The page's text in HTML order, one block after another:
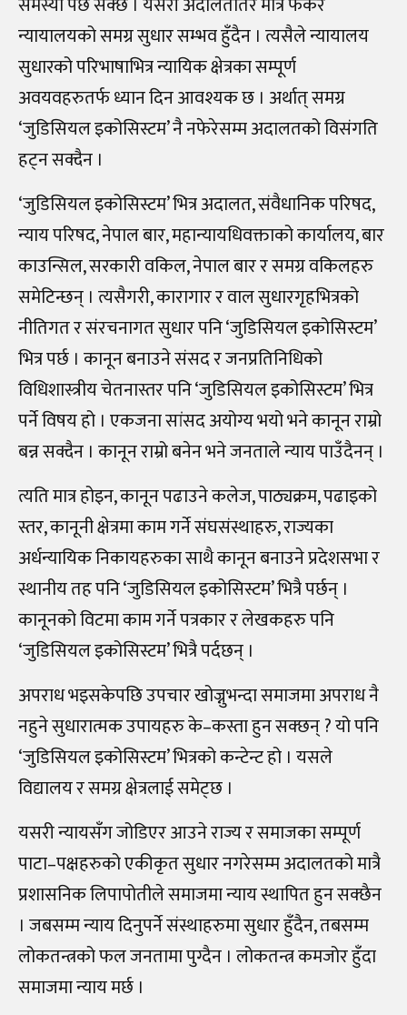
न्यायालयको समग्र सुधार सम्भव हुँदैन । त्यसैले न्यायालय
सुधारको परिभाषाभित्र न्यायिक क्षेत्रका सम्पूर्ण
अवयवहरुतर्फ ध्यान दिन आवश्यक छ । अर्थात् समग्र
‘जुडिसियल इकोसिस्टम’ नै नफेरेसम्म अदालतको विसंगति
हट्न सक्दैन ।
‘जुडिसियल इकोसिस्टम’ भित्र अदालत, संवैधानिक परिषद,
न्याय परिषद, नेपाल बार, महान्यायधिवक्ताको कार्यालय, बार
काउन्सिल, सरकारी वकिल, नेपाल बार र समग्र वकिलहरु
समेटिन्छन् । त्यसैगरी, कारागार र वाल सुधारगृहभित्रको
नीतिगत र संरचनागत सुधार पनि ‘जुडिसियल इकोसिस्टम’
भित्र पर्छ । कानून बनाउने संसद र जनप्रतिनिधिको
विधिशास्त्रीय चेतनास्तर पनि ‘जुडिसियल इकोसिस्टम’ भित्र
पर्ने विषय हो । एकजना सांसद अयोग्य भयो भने कानून राम्रो
बन्न सक्दैन । कानून राम्रो बनेन भने जनताले न्याय पाउँदैनन् ।
त्यति मात्र होइन, कानून पढाउने कलेज, पाठ्यक्रम, पढाइको
स्तर, कानूनी क्षेत्रमा काम गर्ने संघसंस्थाहरु, राज्यका
अर्धन्यायिक निकायहरुका साथै कानून बनाउने प्रदेशसभा र
स्थानीय तह पनि ‘जुडिसियल इकोसिस्टम’ भित्रै पर्छन् ।
कानूनको विटमा काम गर्ने पत्रकार र लेखकहरु पनि
‘जुडिसियल इकोसिस्टम’ भित्रै पर्दछन् ।
अपराध भइसकेपछि उपचार खोज्नुभन्दा समाजमा अपराध नै
नहुने सुधारात्मक उपायहरु के–कस्ता हुन सक्छन् ? यो पनि
‘जुडिसियल इकोसिस्टम’ भित्रको कन्टेन्ट हो । यसले
विद्यालय र समग्र क्षेत्रलाई समेट्छ ।
यसरी न्यायसँग जोडिएर आउने राज्य र समाजका सम्पूर्ण
पाटा–पक्षहरुको एकीकृत सुधार नगरेसम्म अदालतको मात्रै
प्रशासनिक लिपापोतीले समाजमा न्याय स्थापित हुन सक्छैन
। जबसम्म न्याय दिनुपर्ने संस्थाहरुमा सुधार हुँदैन, तबसम्म
लोकतन्त्रको फल जनतामा पुग्दैन । लोकतन्त्र कमजोर हुँदा
समाजमा न्याय मर्छ ।